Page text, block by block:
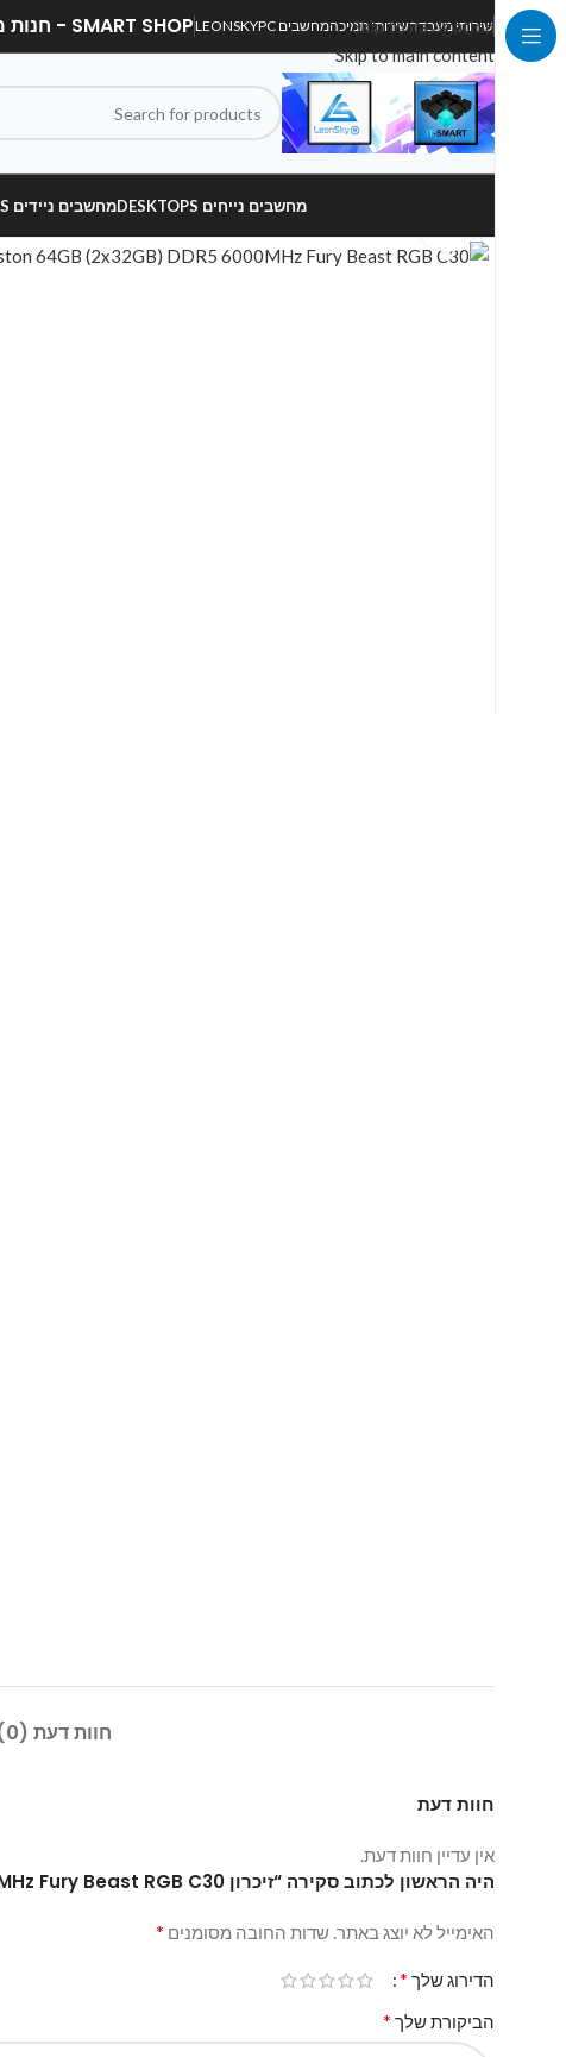
Skip to navigation
Skip to main content
שירותי מעבדהשירותי תמיכהמחשבים LEONSKYPC SMART SHOP - חנות מחשבים, לפטופים וציוד הקפי
מחשבים נייחים DESKTOPS מחשבים ניידים LAPTOPS
חוות דעת (0)
חוות דעת
אין עדיין חוות דעת.
היה הראשון לכתוב סקירה “זיכרון Kingston 64GB (2x32GB) DDR5 6000MHz Fury Beast RGB C30”
האימייל לא יוצג באתר. שדות החובה מסומנים *
הדירוג שלך *
הביקורת שלך *